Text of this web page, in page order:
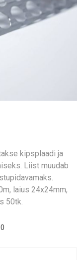
kipsplaadi ja
Liist muudab
laius 24x24mm,
50tk.